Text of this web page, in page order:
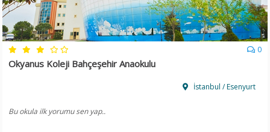
0
Okyanus Koleji Bahçeşehir Anaokulu
İstanbul / Esenyurt
Bu okula ilk yorumu sen yap..